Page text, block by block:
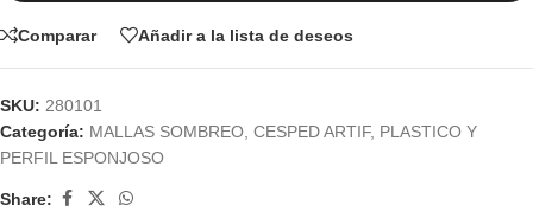
Comparar Añadir a la lista de deseos
SKU: 280101
Categoría: MALLAS SOMBREO, CESPED ARTIF, PLASTICO Y
PERFIL ESPONJOSO
Share: